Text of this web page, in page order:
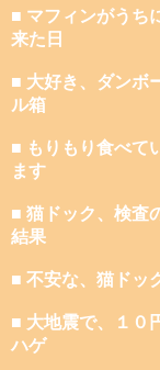
■ マフィンがうち
来た日
■ 大好き、ダンボ
ル箱
■ もりもり食べて
ます
■ 猫ドック、検査
結果
■ 不安な、猫ドッ
■ 大地震で、１０
ハゲ